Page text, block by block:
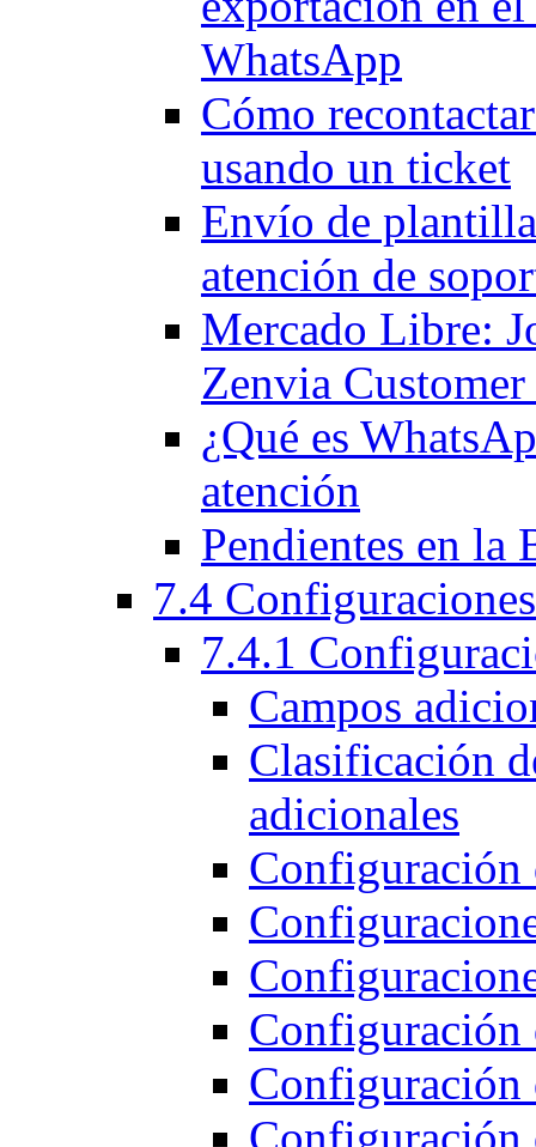
WhatsApp
Cómo
usando un ticket
Envío de
atención de
Mercado Libre:
Zenvia
¿Qué es
atención
Pendientes en la
7.4 Configuraciones
7.4.1
Campos
Clasificación
adicionales
Configuración
Configuración
Configuración